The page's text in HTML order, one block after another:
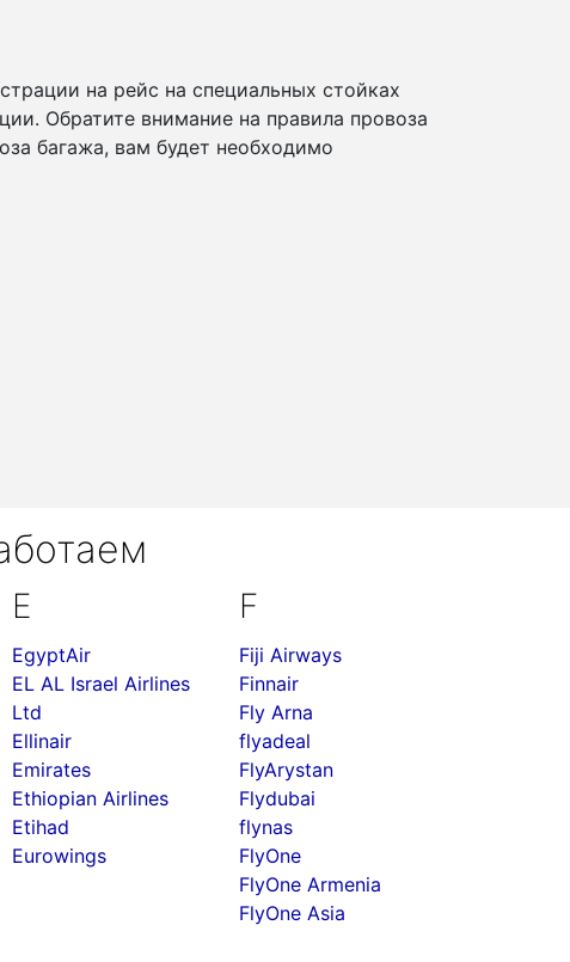
на рейс на специальных стойках
Обратите внимание на правила провоза
багажа, вам будет необходимо
E
EgyptAir
EL AL Israel Airlines
Ltd
Ellinair
Emirates
Ethiopian Airlines
Etihad
Eurowings
F
Fiji Airways
Finnair
Fly Arna
flyadeal
FlyArystan
Flydubai
flynas
FlyOne
FlyOne Armenia
FlyOne Asia